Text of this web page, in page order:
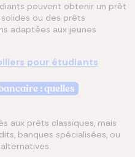
peuvent obtenir un prêt
ou des prêts
adaptées aux jeunes
pour étudiants
: quelles
aux prêts classiques, mais
banques spécialisées, ou